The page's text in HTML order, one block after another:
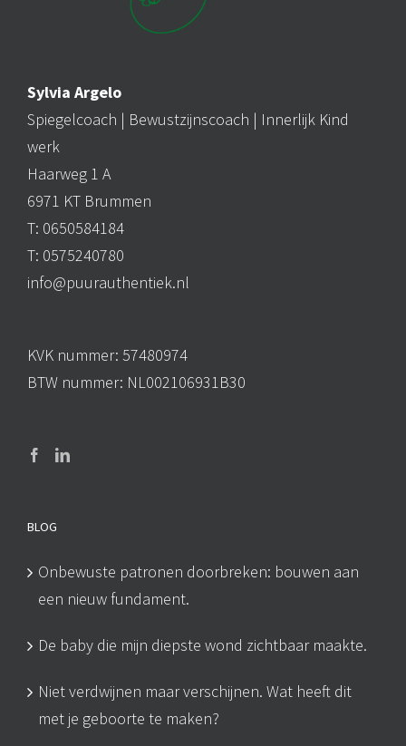
Sylvia Argelo
Spiegelcoach | Bewustzijnscoach | Innerlijk Kind
werk
Haarweg 1 A
6971 KT Brummen
T: 0650584184
T: 0575240780
info@puurauthentiek.nl
KVK nummer: 57480974
BTW nummer: NL002106931B30
BLOG
Onbewuste patronen doorbreken: bouwen aan
een nieuw fundament.
De baby die mijn diepste wond zichtbaar maakte.
Niet verdwijnen maar verschijnen. Wat heeft dit
met je geboorte te maken?